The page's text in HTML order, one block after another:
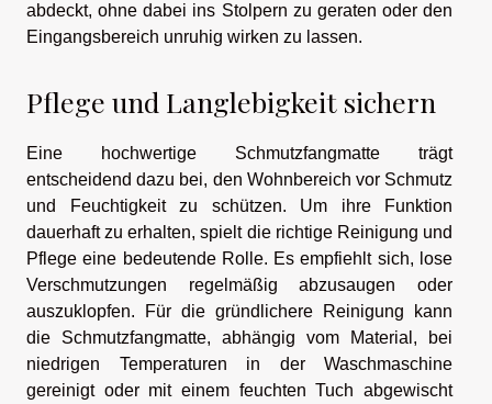
abdeckt, ohne dabei ins Stolpern zu geraten oder den
Eingangsbereich unruhig wirken zu lassen.
Pflege und Langlebigkeit sichern
Eine hochwertige Schmutzfangmatte trägt
entscheidend dazu bei, den Wohnbereich vor Schmutz
und Feuchtigkeit zu schützen. Um ihre Funktion
dauerhaft zu erhalten, spielt die richtige Reinigung und
Pflege eine bedeutende Rolle. Es empfiehlt sich, lose
Verschmutzungen regelmäßig abzusaugen oder
auszuklopfen. Für die gründlichere Reinigung kann
die Schmutzfangmatte, abhängig vom Material, bei
niedrigen Temperaturen in der Waschmaschine
gereinigt oder mit einem feuchten Tuch abgewischt